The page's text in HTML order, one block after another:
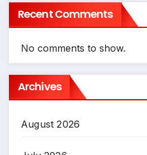
Recent Comments
No comments to show.
Archives
August 2026